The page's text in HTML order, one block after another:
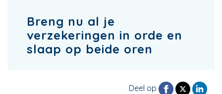
Breng nu al je
verzekeringen in orde en
slaap op beide oren
Deel op